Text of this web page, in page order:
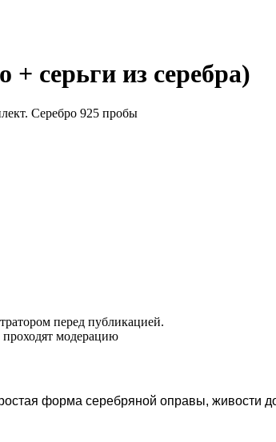
+ серьги из серебра)
Серебро 925 пробы
перед публикацией.
модерацию
форма серебряной оправы, живости